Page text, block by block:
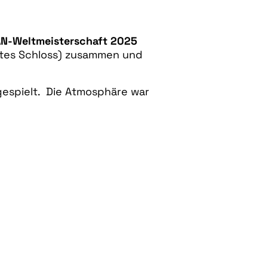
Weltmeisterschaft 2025
Schloss) zusammen und
Die Atmosphäre war